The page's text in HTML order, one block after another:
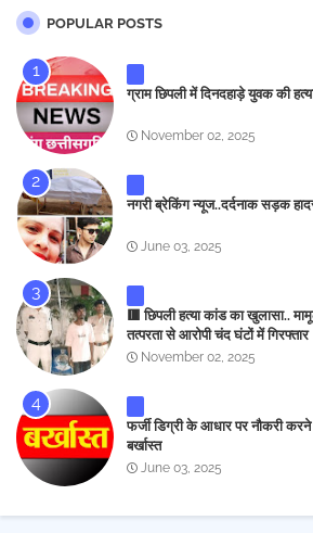
POPULAR POSTS
ग्राम छिपली में दिनदहाड़े युवक की
November 02, 2025
नगरी ब्रेकिंग न्यूज..दर्दनाक सड़क
June 03, 2025
🟥 छिपली हत्या कांड का खुलासा..
तत्परता से आरोपी चंद घंटों में गिरफ्तार
November 02, 2025
फर्जी डिग्री के आधार पर नौकरी
बर्खास्त
June 03, 2025